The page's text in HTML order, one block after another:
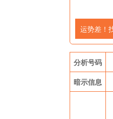
运势差！
分析号码
暗示信息